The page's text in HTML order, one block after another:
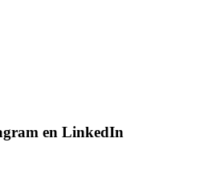
en LinkedIn